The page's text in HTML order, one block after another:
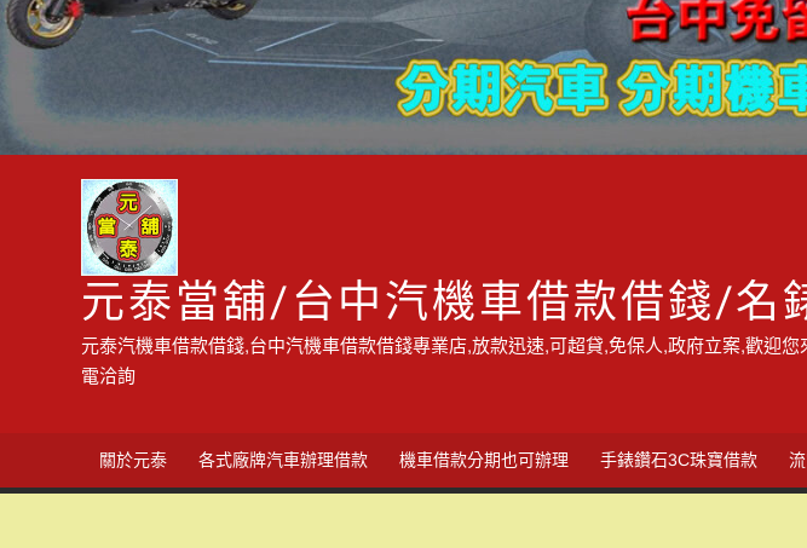
元泰當舖/台中汽機車借款借錢/名
元泰汽機車借款借錢,台中汽機車借款借錢專業店,放款迅速,可超貸,免保人,政府立案,歡迎
電洽詢
關於元泰 各式廠牌汽車辦理借款 機車借款分期也可辦理 手錶鑽石3C珠寶借款